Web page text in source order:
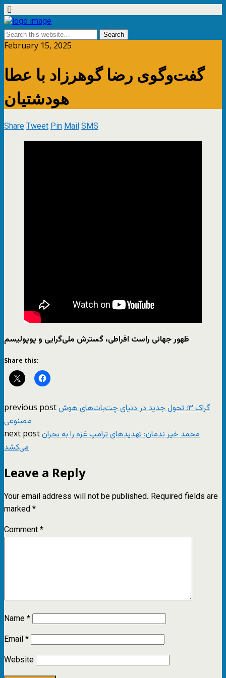
February 15, 2025
گفت‌وگوی رضا گوهرزاد با عطا
هودشتیان
ShareTweetPinMailSMS
ظهور جهانی راست افراطی، گسترش ملی‌گرایی و پوپولیسم
Share this:
previous postگراک ۳؛ تحول جدید در دنیای چت‌بات‌های هوش
مصنوعی
next postمحمد خیر ندمان: تهدیدهای ترامپ غزه را به بحران
می‌کشد
Leave a Reply
Your email address will not be published. Required fields are
marked*
Comment*
Name*
Email*
Website